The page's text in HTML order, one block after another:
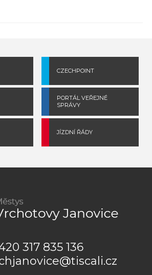
CZECHPOINT
PORTÁL VEŘEJNÉ
SPRÁVY
JÍZDNÍ ŘÁDY
317 835 136